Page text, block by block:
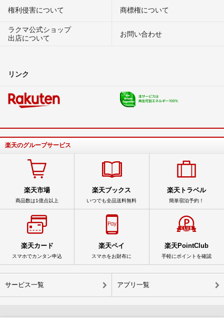
権利侵害について
商標権について
ラクマ公式ショップ
出店について
お問い合わせ
リンク
楽天のグループサービス
楽天市場
商品数は1億点以上
楽天ブックス
いつでも全品送料無料
楽天トラベル
簡単宿泊予約！
楽天カード
スマホでカンタン申込
楽天ペイ
スマホをお財布に
楽天PointClub
手軽にポイントを確認
サービス一覧 アプリ一覧